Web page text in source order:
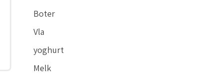
Boter
Vla
yoghurt
Melk